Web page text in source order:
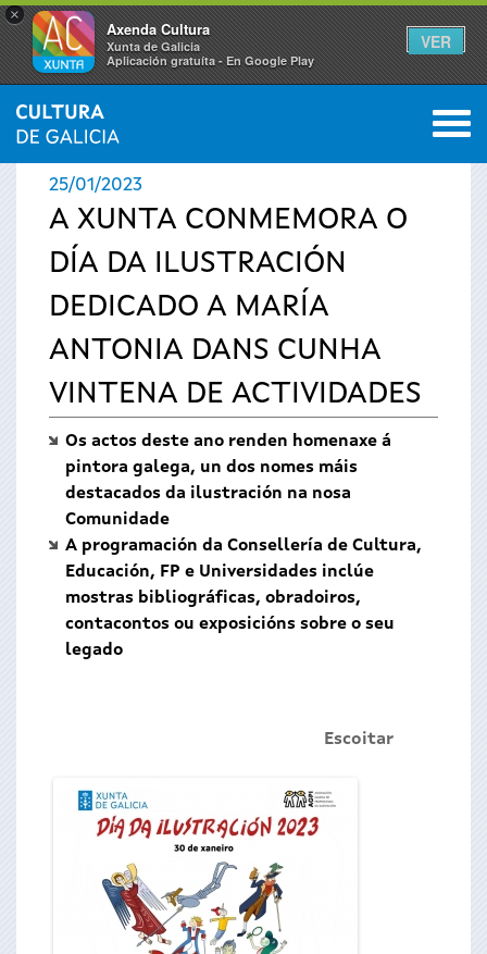
×
Axenda Cultura
Xunta de Galicia
Aplicación gratuíta - En Google Play
VER
Vostede
está
aquí
INICIO › ACTUALIDADE 0
25/01/2023
A XUNTA CONMEMORA O
DÍA DA ILUSTRACIÓN
DEDICADO A MARÍA
ANTONIA DANS CUNHA
VINTENA DE ACTIVIDADES
Os actos deste ano renden homenaxe á
pintora galega, un dos nomes máis
destacados da ilustración na nosa
Comunidade
A programación da Consellería de Cultura,
Educación, FP e Universidades inclúe
mostras bibliográficas, obradoiros,
contacontos ou exposicións sobre o seu
legado
Escoitar